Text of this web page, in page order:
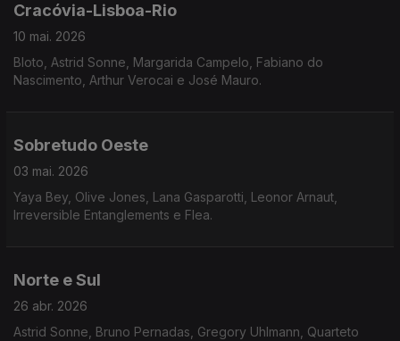
Cracóvia-Lisboa-Rio
10 mai. 2026
Bloto, Astrid Sonne, Margarida Campelo, Fabiano do
Nascimento, Arthur Verocai e José Mauro.
Sobretudo Oeste
03 mai. 2026
Yaya Bey, Olive Jones, Lana Gasparotti, Leonor Arnaut,
Irreversible Entanglements e Flea.
Norte e Sul
26 abr. 2026
Astrid Sonne, Bruno Pernadas, Gregory Uhlmann, Quarteto